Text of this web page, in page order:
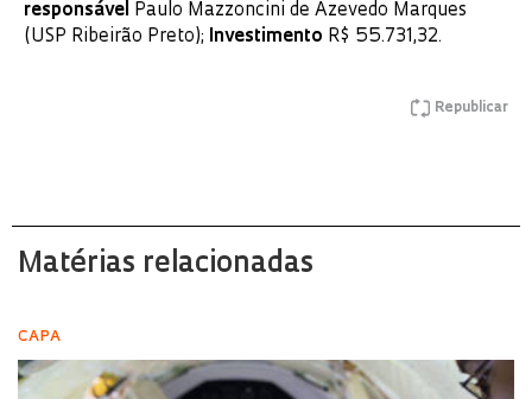
responsável
Paulo Mazzoncini de Azevedo Marques
(USP Ribeirão Preto);
Investimento R$ 55.731,32.
Republicar